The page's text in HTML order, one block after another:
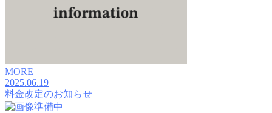
MORE
2025.06.19
料金改定のお知らせ